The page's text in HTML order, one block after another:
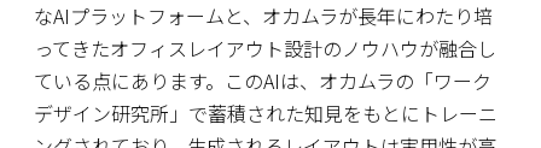
なAIプラットフォームと、オカムラが長年にわたり培
ってきたオフィスレイアウト設計のノウハウが融合し
ている点にあります。このAIは、オカムラの「ワーク
デザイン研究所」で蓄積された知見をもとにトレーニ